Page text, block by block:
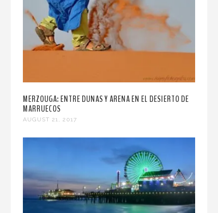
MERZOUGA: ENTRE DUNAS Y ARENA EN EL DESIERTO DE
MARRUECOS
AUGUST 21, 2017